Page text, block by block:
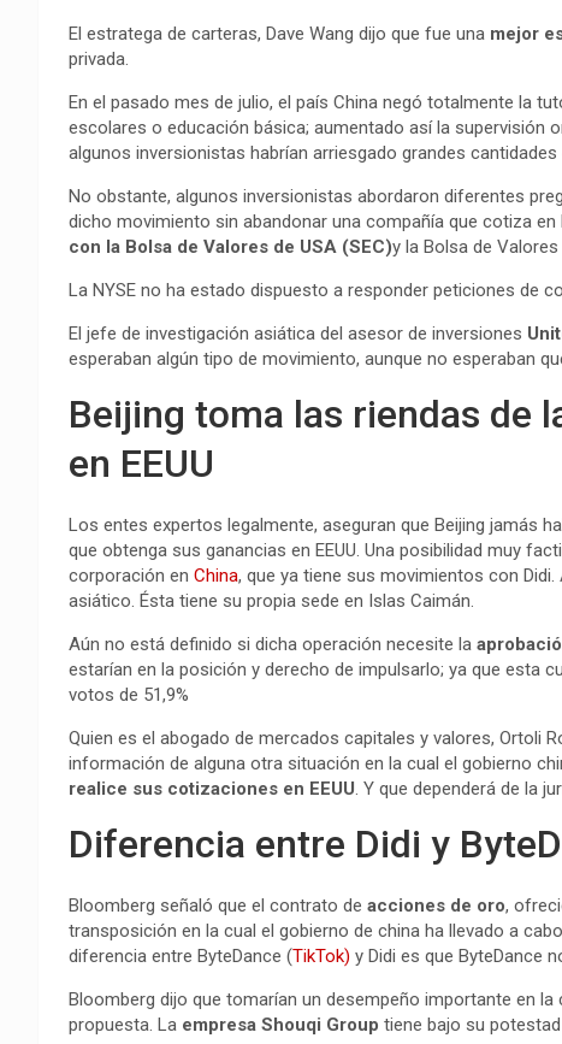
El estratega de carteras, Dave Wang dijo que fue una mejor
privada.
En el pasado mes de julio, el país China negó totalmente la
escolares o educación básica; aumentado así la supervisión
algunos inversionistas habrían arriesgado grandes
No obstante, algunos inversionistas abordaron diferentes
dicho movimiento sin abandonar una compañía que cotiza
con la Bolsa de Valores de USA (SEC)y la Bolsa de Valores
La NYSE no ha estado dispuesto a responder peticiones de
El jefe de investigación asiática del asesor de inversiones
esperaban algún tipo de movimiento, aunque no esperaban
Beijing toma las riendas de
en EEUU
Los entes expertos legalmente, aseguran que Beijing jamás
que obtenga sus ganancias en EEUU. Una posibilidad muy
corporación en China, que ya tiene sus movimientos con
asiático. Ésta tiene su propia sede en Islas Caimán.
Aún no está definido si dicha operación necesite la
estarían en la posición y derecho de impulsarlo; ya que esta
votos de 51,9%
Quien es el abogado de mercados capitales y valores, Ortoli
información de alguna otra situación en la cual el gobierno
realice sus cotizaciones en EEUU. Y que dependerá de la
Diferencia entre Didi y
Bloomberg señaló que el contrato de acciones de oro,
transposición en la cual el gobierno de china ha llevado a
diferencia entre ByteDance (TikTok) y Didi es que ByteDance
Bloomberg dijo que tomarían un desempeño importante en
propuesta. La empresa Shouqi Group tiene bajo su